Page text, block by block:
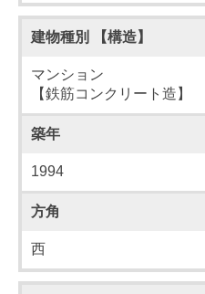
建物種別 【構造】
マンション
【鉄筋コンクリート造】
築年
1994
方角
西